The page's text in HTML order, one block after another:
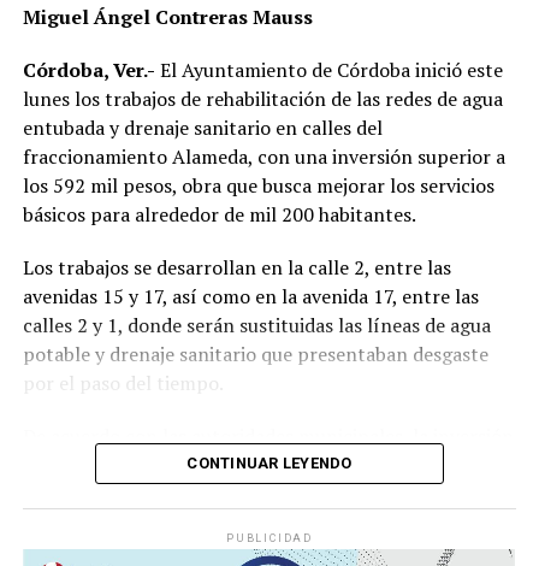
Mangos buscan incentivar la participación ciudadana en
cultura de la reforestación en la comunidad.
Miguel Ángel Contreras Mauss
Córdoba, Ver.- El Ayuntamiento de Córdoba inició este
lunes los trabajos de rehabilitación de las redes de agua
entubada y drenaje sanitario en calles del
fraccionamiento Alameda, con una inversión superior a
los 592 mil pesos, obra que busca mejorar los servicios
básicos para alrededor de mil 200 habitantes.
Los trabajos se desarrollan en la calle 2, entre las
avenidas 15 y 17, así como en la avenida 17, entre las
calles 2 y 1, donde serán sustituidas las líneas de agua
potable y drenaje sanitario que presentaban desgaste
por el paso del tiempo.
destinada asciende a592 mil 512 pesos con 10
(FAISMUN).
CONTINUAR LEYENDO
PUBLICIDAD